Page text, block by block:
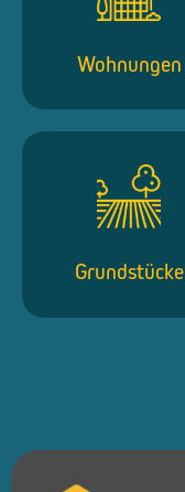
Wohnungen
Grundstücke